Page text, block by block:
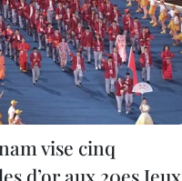
vise cinq
d’or aux 20es Jeux